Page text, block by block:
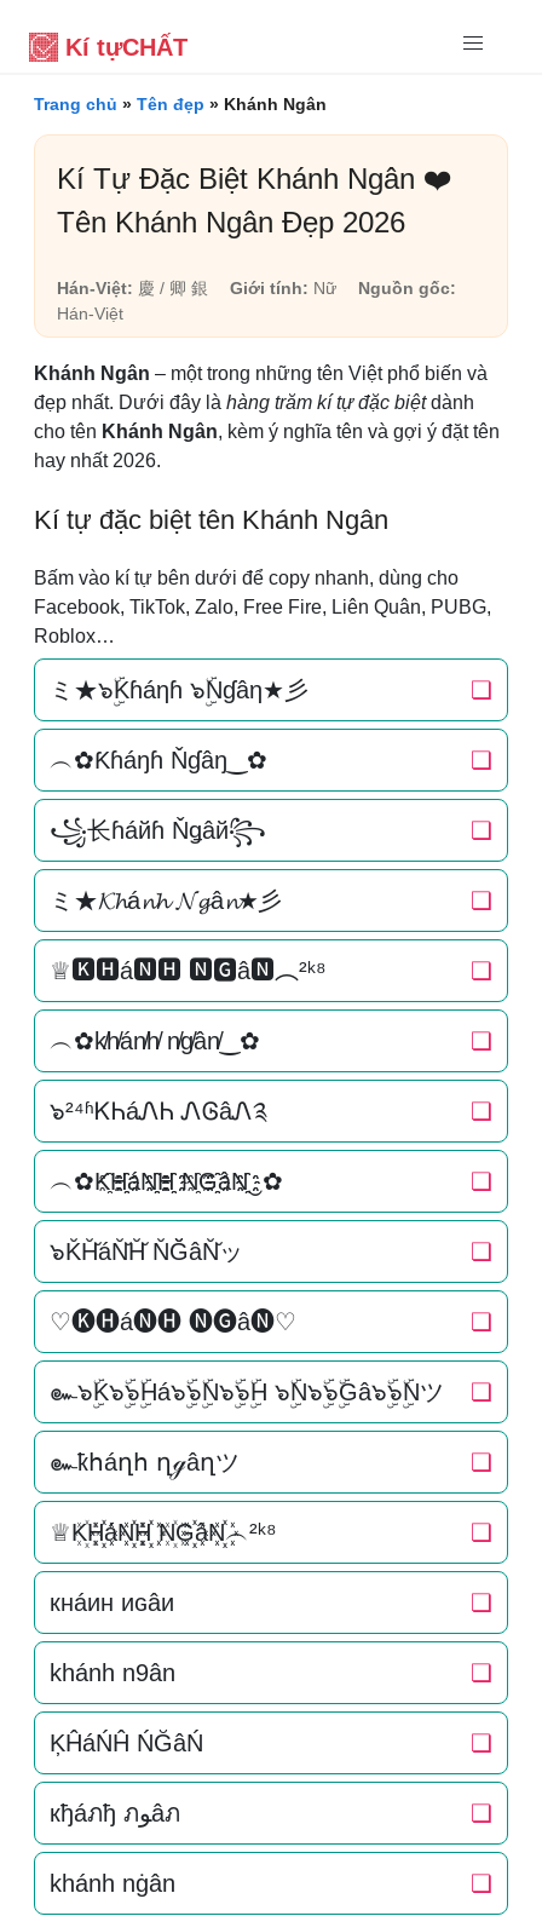
Kí tựCHẤT
Trang chủ » Tên đẹp » Khánh Ngân
Kí Tự Đặc Biệt Khánh Ngân ❤️
Tên Khánh Ngân Đẹp 2026
Hán-Việt: 慶 / 卿 銀 Giới tính: Nữ
Nguồn gốc:
Hán-Việt
Khánh Ngân – một trong những tên Việt phổ biến và
đẹp nhất. Dưới đây là hàng trăm kí tự đặc biệtdành
cho tên Khánh Ngân, kèm ý nghĩa tên và gợi ý đặt tên
hay nhất 2026.
Kí tự đặc biệt tên Khánh Ngân
Bấm vào kí tự bên dưới để copy nhanh, dùng cho
Facebook, TikTok, Zalo, Free Fire, Liên Quân, PUBG,
Roblox…
ミ★๖ۣۜKɦáηɦ ๖ۣۜNɠâη★彡 ❏
︵✿Ƙɦáŋɦ Ňɠâŋ‿✿ ❏
꧁长ɦáйɦ Ňǥâй꧂ ❏
ミ★𝓚𝓱á𝓷𝓱 𝓝𝓰â𝓷★彡 ❏
♕🅺🅷á🅽🅷 🅽🅶â🅽︵²ᵏ⁸ ❏
︵✿k̸h̸án̸h̸ n̸g̸ân̸‿✿ ❏
๖²⁴ʱᏦᏂáᏁᏂ ᏁᎶâᏁ༉ ❏
︵✿K҈H҈҈áN҈҈H҈҈ N҈G҈҈âN҈҈‿✿ ❏
๖K̆H̆̆áN̆̆H̆̆ N̆Ğ̆âN̆̆ッ ❏
♡🅚🅗á🅝🅗 🅝🅖â🅝♡ ❏
๛๖ۣۜK๖ۣۜ๖ۣۜHá๖ۣۜ๖ۣۜN๖ۣۜ๖ۣۜH ๖ۣۜN๖ۣۜ๖ۣۜGâ๖ۣۜ๖ۣۜNツ ❏
๛ҟհáղհ ղℊâղツ ❏
♕K꙰H꙰꙰áN꙰꙰H꙰꙰ N꙰G꙰꙰âN꙰꙰︵²ᵏ⁸ ❏
кнáин иɢâи ❏
khánh n9ân ❏
ĶĤáŃĤ ŃĞâŃ ❏
кђáภђ ภﻮâภ ❏
khánh nġân ❏